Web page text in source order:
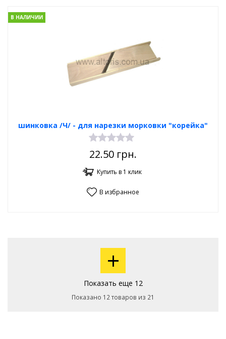
шинковка /Ч/ - для нарезки морковки "корейка"
В НАЛИЧИИ
22.50 грн.
Купить в 1 клик
В избранное
+
Показать еще 12
Показано 12 товаров из 21